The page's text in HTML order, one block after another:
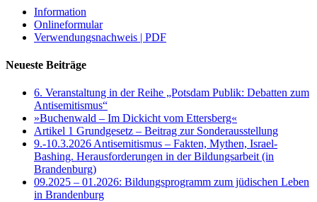
Information
Onlineformular
Verwendungsnachweis | PDF
Neueste Beiträge
6. Veranstaltung in der Reihe „Potsdam Publik: Debatten zum
Antisemitismus“
»Buchenwald – Im Dickicht vom Ettersberg«
Artikel 1 Grundgesetz – Beitrag zur Sonderausstellung
9.-10.3.2026 Antisemitismus – Fakten, Mythen, Israel-
Bashing. Herausforderungen in der Bildungsarbeit (in
Brandenburg)
09.2025 – 01.2026: Bildungsprogramm zum jüdischen Leben
in Brandenburg